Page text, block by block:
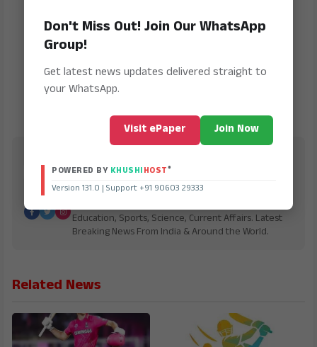
From INDIA. Karnataka, National & International,
Updates including Politics, Business, Crime,
Education, Sports, Science, Current Affairs. Latest
Breaking News From India & Around the World.
Related News
Don't Miss Out! Join Our WhatsApp
Group!
Get latest news updates delivered straight to
your WhatsApp.
Visit ePaper Join Now
POWERED BY KHUSHIHOST®
Version 131.0 | Support +91 90603 29333